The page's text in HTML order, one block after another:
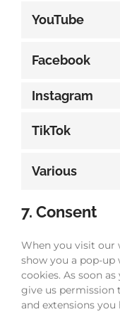
YouTube
Facebook
Instagram
TikTok
Various
7. Consent
When you visit our
show you a pop-
cookies. As soon
give us permission
and extensions